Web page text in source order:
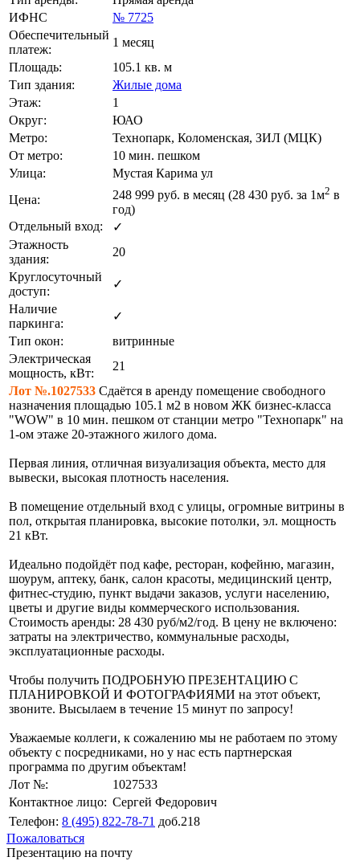
ИФНС
№ 7725
Обеспечительный
платеж:
1 месяц
Площадь:
105.1 кв. м
Тип здания:
Жилые дома
Этаж:
1
Округ:
ЮАО
Метро:
Технопарк, Коломенская, ЗИЛ (МЦК)
От метро:
10 мин. пешком
Улица:
Мустая Карима ул
Цена:
248 999 руб. в месяц (28 430 руб. за 1м2 в
год)
Отдельный вход:
✓
Этажность
здания:
20
Круглосуточный
доступ:
✓
Наличие
паркинга:
✓
Тип окон:
витринные
Электрическая
мощность, кВт:
21
Лот №.1027533 Сдаётся в аренду помещение свободного
назначения площадью 105.1 м2 в новом ЖК бизнес-класса
"WOW" в 10 мин. пешком от станции метро "Технопарк" на
1-ом этаже 20-этажного жилого дома.
Первая линия, отличная визуализация объекта, место для
вывески, высокая плотность населения.
В помещение отдельный вход с улицы, огромные витрины в
пол, открытая планировка, высокие потолки, эл. мощность
21 кВт.
Идеально подойдёт под кафе, ресторан, кофейню, магазин,
шоурум, аптеку, банк, салон красоты, медицинский центр,
фитнес-студию, пункт выдачи заказов, услуги населению,
цветы и другие виды коммерческого использования.
Стоимость аренды: 28 430 руб/м2/год. В цену не включено:
затраты на электричество, коммунальные расходы,
эксплуатационные расходы.
Чтобы получить ПОДРОБНУЮ ПРЕЗЕНТАЦИЮ С
ПЛАНИРОВКОЙ И ФОТОГРАФИЯМИ на этот объект,
звоните. Высылаем в течение 15 минут по запросу!
Уважаемые коллеги, к сожалению мы не работаем по этому
объекту с посредниками, но у нас есть партнерская
программа по другим объектам!
Лот №:
1027533
Контактное лицо: Сергей Федорович
Телефон: 8 (495) 822-78-71 доб.218
Пожаловаться
Презентацию на почту